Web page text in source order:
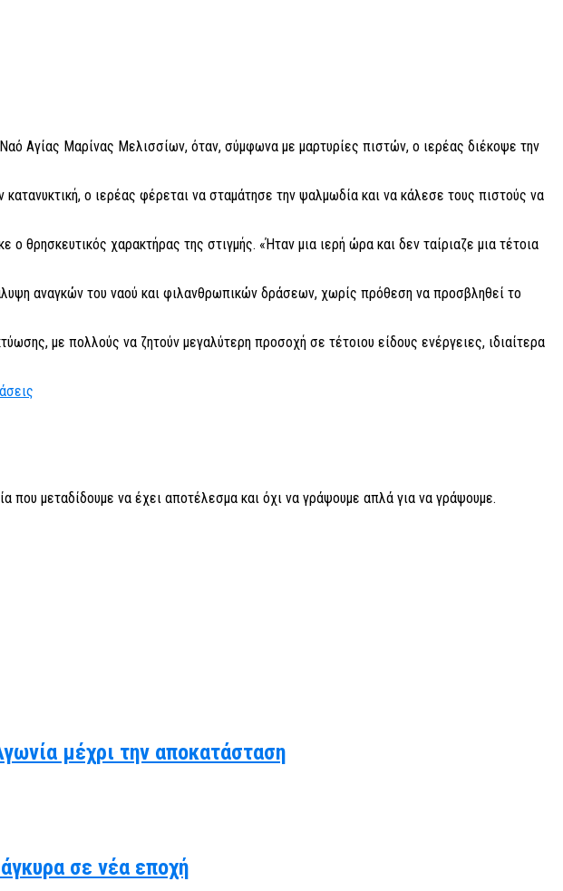
Αγίας Μαρίνας Μελισσίων, όταν, σύμφωνα με μαρτυρίες πιστών, ο ιερέας διέκοψε την
ο ιερέας φέρεται να σταμάτησε την ψαλμωδία και να κάλεσε τους πιστούς να
χαρακτήρας της στιγμής. «Ήταν μια ιερή ώρα και δεν ταίριαζε μια τέτοια
αναγκών του ναού και φιλανθρωπικών δράσεων, χωρίς πρόθεση να προσβληθεί το
με πολλούς να ζητούν μεγαλύτερη προσοχή σε τέτοιου είδους ενέργειες, ιδιαίτερα
που μεταδίδουμε να έχει αποτέλεσμα και όχι να γράψουμε απλά για να γράψουμε.
μέχρι την αποκατάσταση
σε νέα εποχή